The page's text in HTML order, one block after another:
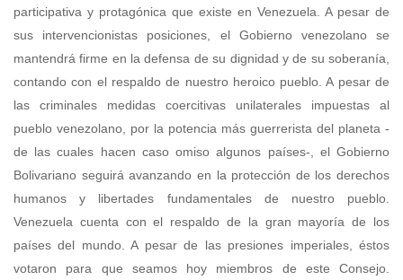
participativa y protagónica que existe en Venezuela. A pesar de
sus intervencionistas posiciones, el Gobierno venezolano se
mantendrá firme en la defensa de su dignidad y de su soberanía,
contando con el respaldo de nuestro heroico pueblo. A pesar de
las criminales medidas coercitivas unilaterales impuestas al
pueblo venezolano, por la potencia más guerrerista del planeta -
de las cuales hacen caso omiso algunos países-, el Gobierno
Bolivariano seguirá avanzando en la protección de los derechos
humanos y libertades fundamentales de nuestro pueblo.
Venezuela cuenta con el respaldo de la gran mayoría de los
países del mundo. A pesar de las presiones imperiales, éstos
votaron para que seamos hoy miembros de este Consejo.